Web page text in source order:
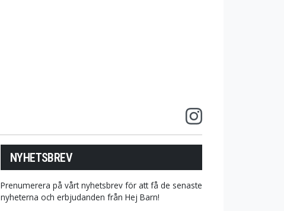
NYHETSBREV
Prenumerera på vårt nyhetsbrev för att få de senaste
nyheterna och erbjudanden från Hej Barn!